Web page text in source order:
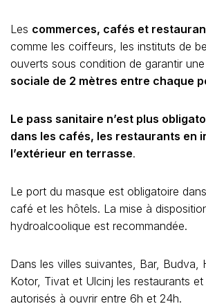
Les commerces, cafés et
comme les coiffeurs, les instituts de
ouverts sous condition de garantir une
sociale de 2 mètres entre chaque
Le pass sanitaire n’est plus
dans les cafés, les restaurants en
l’extérieur en terrasse.
Le port du masque est obligatoire
café et les hôtels. La mise à
hydroalcoolique est recommandée.
Dans les villes suivantes, Bar, Budva,
Kotor, Tivat et Ulcinj les restaurants
autorisés à ouvrir entre 6h et 24h.